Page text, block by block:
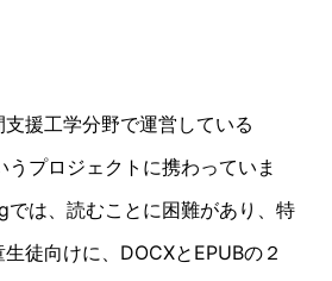
援工学分野で運営している
プロジェクトに携わっていま
は、読むことに困難があり、特
徒向けに、DOCXとEPUBの２